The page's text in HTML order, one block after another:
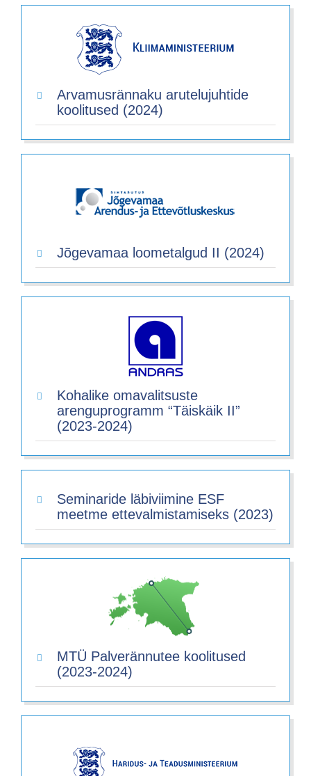
Arvamusrännaku arutelujuhtide
koolitused (2024)
Jõgevamaa loometalgud II (2024)
Kohalike omavalitsuste
arenguprogramm “Täiskäik II”
(2023-2024)
Seminaride läbiviimine ESF
meetme ettevalmistamiseks (2023)
MTÜ Palverännutee koolitused
(2023-2024)